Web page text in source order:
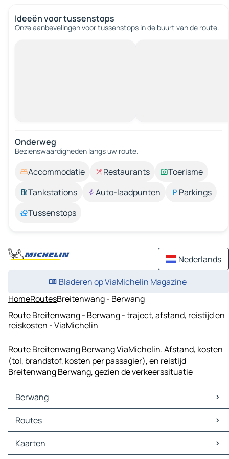
Ideeën voor tussenstops
Onze aanbevelingen voor tussenstops in de buurt van de route.
Onderweg
Bezienswaardigheden langs uw route.
Accommodatie Restaurants
Toerisme
Tankstations
Auto-laadpunten
Parkings
Tussenstops
Nederlands
Bladeren op ViaMichelin Magazine
HomeRoutesBreitenwang - Berwang
Route Breitenwang - Berwang - traject, afstand, reistijd en
reiskosten - ViaMichelin
Route Breitenwang Berwang ViaMichelin. Afstand, kosten
(tol, brandstof, kosten per passagier), en reistijd
Breitenwang Berwang, gezien de verkeerssituatie
Berwang
Berwang Kaarten
Berwang Verkeer
Berwang Hotels
Berwang Restaurants
Routes
Routes Berwang - Reutte
Routes Berwang - Ehrwald
Kaarten